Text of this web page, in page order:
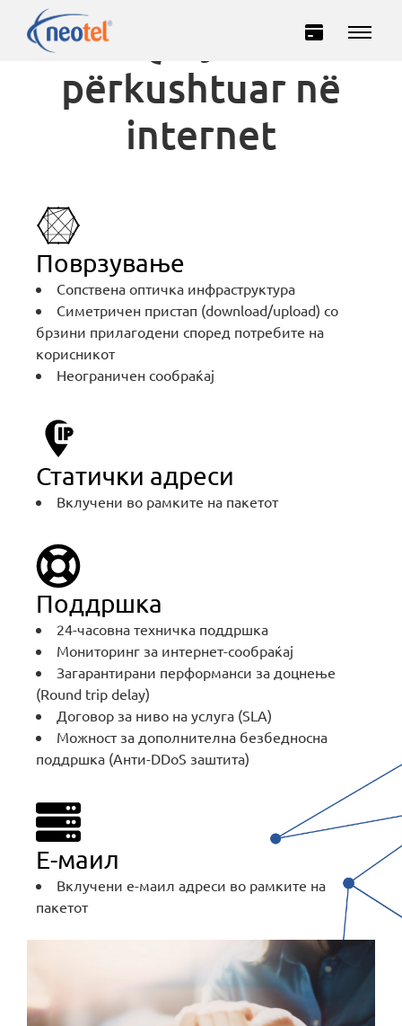
Privatë
INTERNET
MOJ НЕОТЕЛ
За Неотел
përkushtuar në
internet
Поврзување
Сопствена оптичка инфраструктура
Симетричен пристап (download/upload) со
брзини прилагодени според потребите на
корисникот
Неограничен сообраќај
Статички адреси
Вклучени во рамките на пакетот
Поддршка
24-часовна техничка поддршка
Мониторинг за интернет-сообраќај
Загарантирани перформанси за доцнење
(Round trip delay)
Договор за ниво на услуга (SLA)
Можност за дополнителна безбедносна
поддршка (Анти-DDoS заштита)
E-маил
Вклучени е-маил адреси во рамките на
пакетот